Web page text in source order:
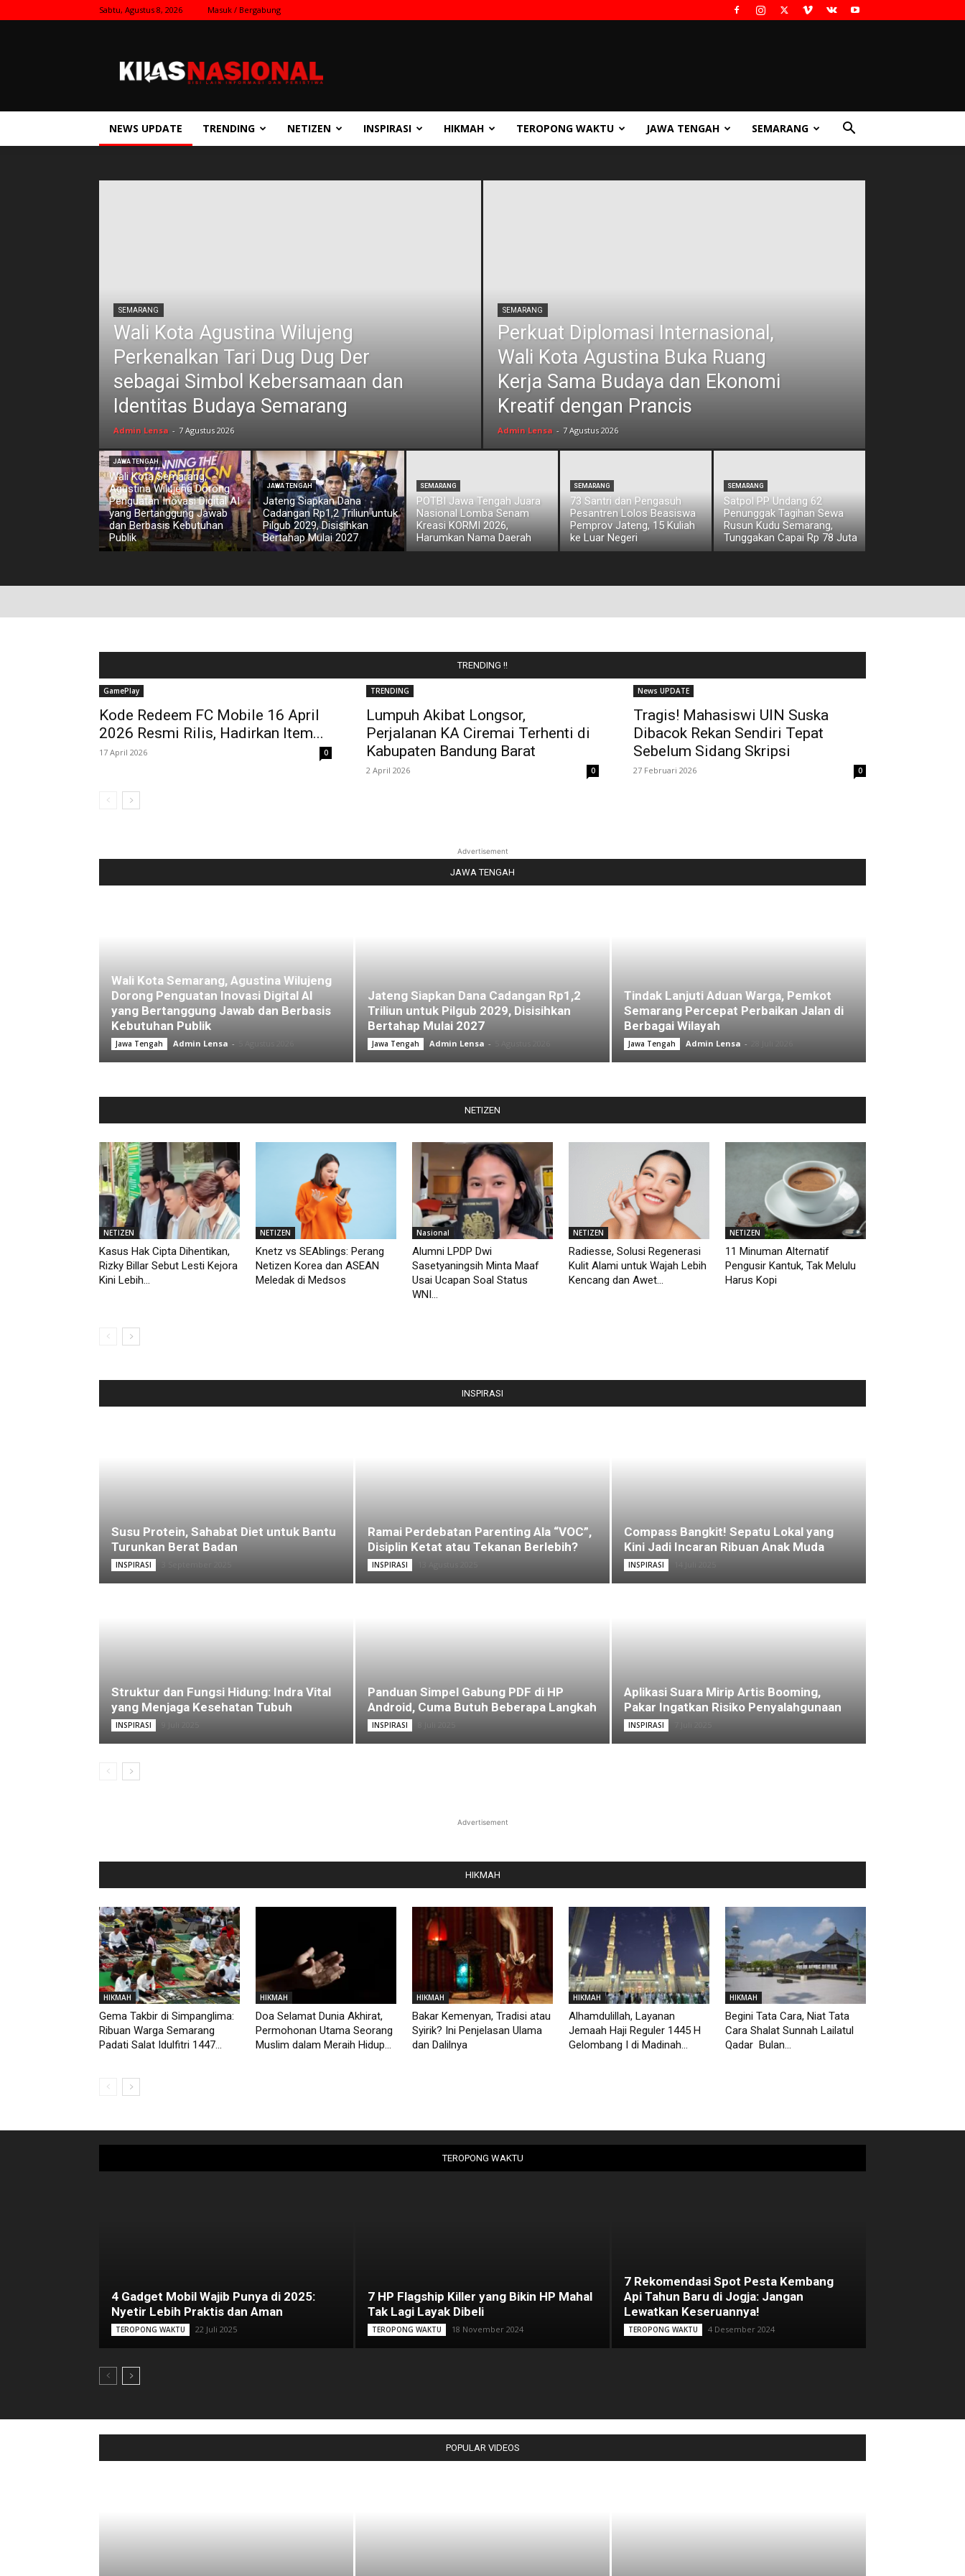
Sabtu, Agustus 8, 2026 Masuk / Bergabung
Nasional
NEWS UPDATE TRENDING NETIZEN INSPIRASI HIKMAH TEROPONG WAKTU JAWA TENGAH SEMARANG
SEMARANG
Wali Kota Agustina Wilujeng
Perkenalkan Tari Dug Dug Der
sebagai Simbol Kebersamaan dan
Identitas Budaya Semarang
Admin Lensa - 7 Agustus 2026
SEMARANG
Perkuat Diplomasi Internasional,
Wali Kota Agustina Buka Ruang
Kerja Sama Budaya dan Ekonomi
Kreatif dengan Prancis
Admin Lensa - 7 Agustus 2026
JAWA TENGAH
Wali Kota Semarang,
Agustina Wilujeng Dorong
Penguatan Inovasi Digital AI
yang Bertanggung Jawab
dan Berbasis Kebutuhan
Publik
JAWA TENGAH
Jateng Siapkan Dana
Cadangan Rp1,2 Triliun untuk
Pilgub 2029, Disisihkan
Bertahap Mulai 2027
SEMARANG
POTBI Jawa Tengah Juara
Nasional Lomba Senam
Kreasi KORMI 2026,
Harumkan Nama Daerah
SEMARANG
73 Santri dan Pengasuh
Pesantren Lolos Beasiswa
Pemprov Jateng, 15 Kuliah
ke Luar Negeri
SEMARANG
Satpol PP Undang 62
Penunggak Tagihan Sewa
Rusun Kudu Semarang,
Tunggakan Capai Rp 78 Juta
TRENDING !!
GamePlay
Kode Redeem FC Mobile 16 April
2026 Resmi Rilis, Hadirkan Item...
17 April 2026 0
TRENDING
Lumpuh Akibat Longsor,
Perjalanan KA Ciremai Terhenti di
Kabupaten Bandung Barat
2 April 2026 0
News UPDATE
Tragis! Mahasiswi UIN Suska
Dibacok Rekan Sendiri Tepat
Sebelum Sidang Skripsi
27 Februari 2026 0
Advertisement
JAWA TENGAH
Wali Kota Semarang, Agustina Wilujeng
Dorong Penguatan Inovasi Digital AI
yang Bertanggung Jawab dan Berbasis
Kebutuhan Publik
Jawa Tengah Admin Lensa -
Jateng Siapkan Dana Cadangan Rp1,2
Triliun untuk Pilgub 2029, Disisihkan
Bertahap Mulai 2027
Jawa Tengah Admin Lensa -
Tindak Lanjuti Aduan Warga, Pemkot
Semarang Percepat Perbaikan Jalan di
Berbagai Wilayah
Jawa Tengah Admin Lensa -
NETIZEN
NETIZEN
Kasus Hak Cipta Dihentikan,
Rizky Billar Sebut Lesti Kejora
Kini Lebih...
NETIZEN
Knetz vs SEAblings: Perang
Netizen Korea dan ASEAN
Meledak di Medsos
Nasional
Alumni LPDP Dwi
Sasetyaningsih Minta Maaf
Usai Ucapan Soal Status
WNI...
NETIZEN
Radiesse, Solusi Regenerasi
Kulit Alami untuk Wajah Lebih
Kencang dan Awet...
NETIZEN
11 Minuman Alternatif
Pengusir Kantuk, Tak Melulu
Harus Kopi
INSPIRASI
Susu Protein, Sahabat Diet untuk Bantu
Turunkan Berat Badan
INSPIRASI
Ramai Perdebatan Parenting Ala “VOC”,
Disiplin Ketat atau Tekanan Berlebih?
INSPIRASI
Compass Bangkit! Sepatu Lokal yang
Kini Jadi Incaran Ribuan Anak Muda
INSPIRASI
Struktur dan Fungsi Hidung: Indra Vital
yang Menjaga Kesehatan Tubuh
INSPIRASI
Panduan Simpel Gabung PDF di HP
Android, Cuma Butuh Beberapa Langkah
INSPIRASI
Aplikasi Suara Mirip Artis Booming,
Pakar Ingatkan Risiko Penyalahgunaan
INSPIRASI
Advertisement
HIKMAH
HIKMAH
Gema Takbir di Simpanglima:
Ribuan Warga Semarang
Padati Salat Idulfitri 1447...
HIKMAH
Doa Selamat Dunia Akhirat,
Permohonan Utama Seorang
Muslim dalam Meraih Hidup...
HIKMAH
Bakar Kemenyan, Tradisi atau
Syirik? Ini Penjelasan Ulama
dan Dalilnya
HIKMAH
Alhamdulillah, Layanan
Jemaah Haji Reguler 1445 H
Gelombang I di Madinah...
HIKMAH
Begini Tata Cara, Niat Tata
Cara Shalat Sunnah Lailatul
Qadar Bulan...
TEROPONG WAKTU
4 Gadget Mobil Wajib Punya di 2025:
Nyetir Lebih Praktis dan Aman
TEROPONG WAKTU 22 Juli 2025
7 HP Flagship Killer yang Bikin HP Mahal
Tak Lagi Layak Dibeli
TEROPONG WAKTU 18 November 2024
7 Rekomendasi Spot Pesta Kembang
Api Tahun Baru di Jogja: Jangan
Lewatkan Keseruannya!
TEROPONG WAKTU 4 Desember 2024
POPULAR VIDEOS